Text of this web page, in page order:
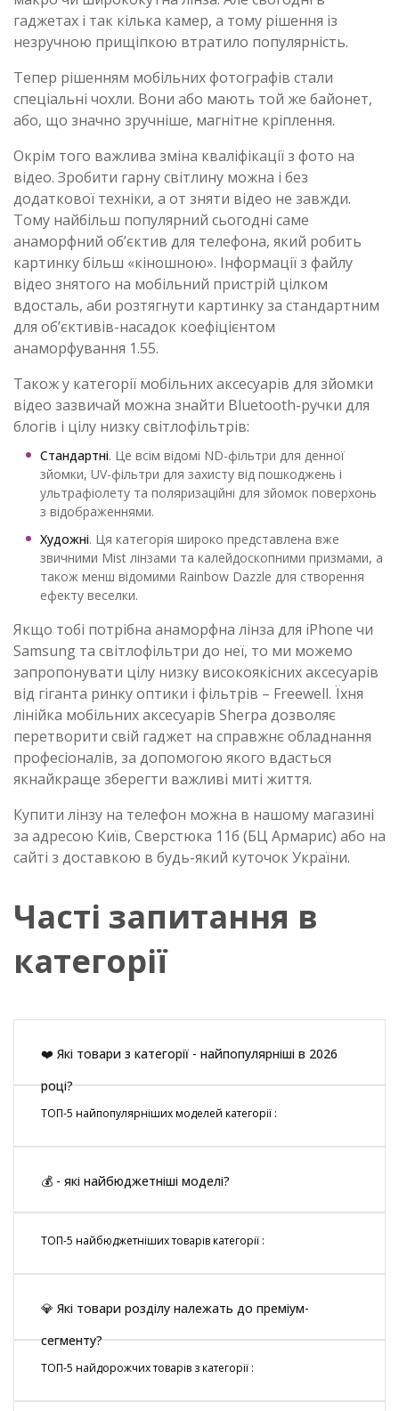
гаджетах і так кілька камер, а тому рішення із
незручною прищіпкою втратило популярність.
Тепер рішенням мобільних фотографів стали
спеціальні чохли. Вони або мають той же байонет,
або, що значно зручніше, магнітне кріплення.
Окрім того важлива зміна кваліфікації з фото на
відео. Зробити гарну світлину можна і без
додаткової техніки, а от зняти відео не завжди.
Тому найбільш популярний сьогодні саме
анаморфний об’єктив для телефона, який робить
картинку більш «кіношною». Інформації з файлу
відео знятого на мобільний пристрій цілком
вдосталь, аби розтягнути картинку за стандартним
для об’єктивів-насадок коефіцієнтом
анаморфування 1.55.
Також у категорії мобільних аксесуарів для зйомки
відео зазвичай можна знайти Bluetooth-ручки для
блогів і цілу низку світлофільтрів:
Стандартні. Це всім відомі ND-фільтри для денної
зйомки, UV-фільтри для захисту від пошкоджень і
ультрафіолету та поляризаційні для зйомок поверхонь
з відображеннями.
Художні. Ця категорія широко представлена вже
звичними Mist лінзами та калейдоскопними призмами, а
також менш відомими Rainbow Dazzle для створення
ефекту веселки.
Якщо тобі потрібна анаморфна лінза для iPhone чи
Samsung та світлофільтри до неї, то ми можемо
запропонувати цілу низку високоякісних аксесуарів
від гіганта ринку оптики і фільтрів – Freewell. Їхня
лінійка мобільних аксесуарів Sherpa дозволяє
перетворити свій гаджет на справжнє обладнання
професіоналів, за допомогою якого вдасться
якнайкраще зберегти важливі миті життя.
Купити лінзу на телефон можна в нашому магазині
за адресою Київ, Сверстюка 11б (БЦ Армарис) або на
сайті з доставкою в будь-який куточок України.
Часті запитання в
категорії
❤️ Які товари з категорії - найпопулярніші в 2026
році?
ТОП-5 найпопулярніших моделей категорії :
💰 - які найбюджетніші моделі?
ТОП-5 найбюджетніших товарів категорії :
💎 Які товари розділу належать до преміум-
сегменту?
ТОП-5 найдорожчих товарів з категорії :